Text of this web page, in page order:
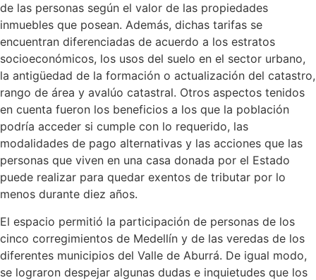
de las personas según el valor de las propiedades
inmuebles que posean. Además, dichas tarifas se
encuentran diferenciadas de acuerdo a los estratos
socioeconómicos, los usos del suelo en el sector urbano,
la antigüedad de la formación o actualización del catastro,
rango de área y avalúo catastral. Otros aspectos tenidos
en cuenta fueron los beneficios a los que la población
podría acceder si cumple con lo requerido, las
modalidades de pago alternativas y las acciones que las
personas que viven en una casa donada por el Estado
puede realizar para quedar exentos de tributar por lo
menos durante diez años.
El espacio permitió la participación de personas de los
cinco corregimientos de Medellín y de las veredas de los
diferentes municipios del Valle de Aburrá. De igual modo,
se lograron despejar algunas dudas e inquietudes que los